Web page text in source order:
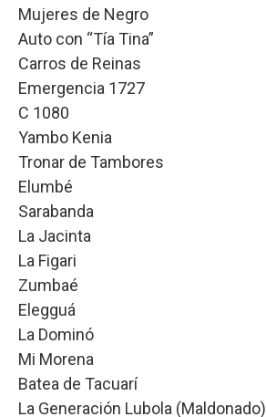
Mujeres de Negro
Auto con “Tía Tina”
Carros de Reinas
Emergencia 1727
C 1080
Yambo Kenia
Tronar de Tambores
Elumbé
Sarabanda
La Jacinta
La Figari
Zumbaé
Elegguá
La Dominó
Mi Morena
Batea de Tacuarí
La Generación Lubola (Maldonado)